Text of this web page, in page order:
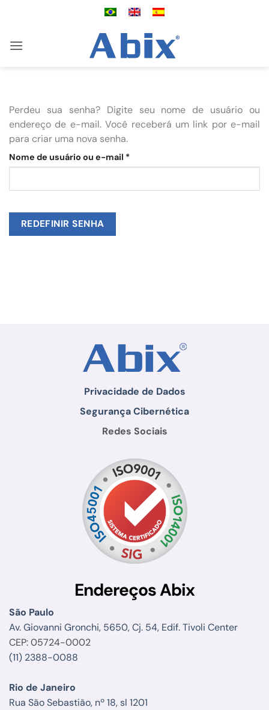
Perdeu sua senha? Digite seu nome de usuário ou
endereço de e-mail. Você receberá um link por e-mail
para criar uma nova senha.
Nome de usuário ou e-mail *Obrigatório
REDEFINIR SENHA
Privacidade de Dados
Segurança Cibernética
Redes Sociais
Endereços Abix
São Paulo
Av. Giovanni Gronchi, 5650, Cj. 54, Edif. Tivoli Center
CEP: 05724-0002
(11) 2388-0088
Rio de Janeiro
Rua São Sebastião, nº 18, sl 1201